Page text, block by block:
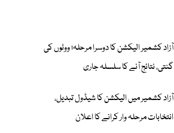
آزاد کشمیر الیکشن کا دوسرا مرحلہ؛ ووٹوں کی
گنتی، نتائج آنے کا سلسلہ جاری
آزاد کشمیر میں الیکشن کا شیڈول تبدیل،
انتخابات مرحلہ وار کرانے کا اعلان